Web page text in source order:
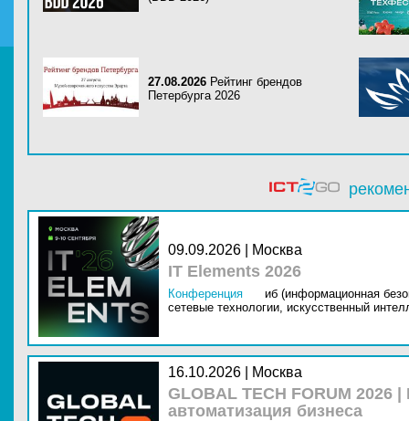
27.08.2026 Рейтинг брендов
Петербурга 2026
09.09.2026 | Москва
IT Elements 2026
Конференция
иб (информационная
сетевые технологии, искусственный
16.10.2026 | Москва
GLOBAL TECH FORUM
автоматизация бизнеса